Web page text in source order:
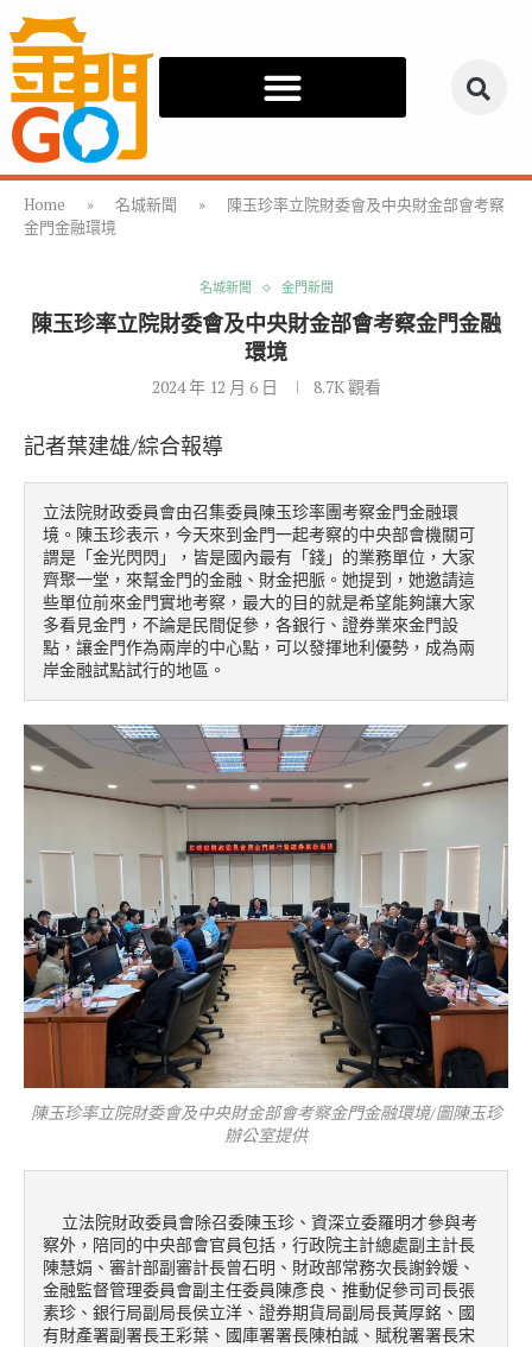
Home » 名城新聞 »
陳玉珍率立院財委會及中央財金部會考察
金門金融環境
名城新聞 金門新聞
陳玉珍率立院財委會及中央財金部會考察金門金融
環境
2024 年 12 月 6 日 8.7K觀看
記者葉建雄/綜合報導
立法院財政委員會由召集委員陳玉珍率團考察金門金融環
境。陳玉珍表示，今天來到金門一起考察的中央部會機關可
謂是「金光閃閃」，皆是國內最有「錢」的業務單位，大家
齊聚一堂，來幫金門的金融、財金把脈。她提到，她邀請這
些單位前來金門實地考察，最大的目的就是希望能夠讓大家
多看見金門，不論是民間促參，各銀行、證券業來金門設
點，讓金門作為兩岸的中心點，可以發揮地利優勢，成為兩
陳玉珍率立院財委會及中央財金部會考察金門金融環境/圖陳玉珍
辦公室提供
察外，陪同的中央部會官員包括，行政院主計總處副主計長
陳慧娟、審計部副審計長曾石明、財政部常務次長謝鈴媛、
金融監督管理委員會副主任委員陳彥良、推動促參司司長張
素珍、銀行局副局長侯立洋、證券期貨局副局長黃厚銘、國
有財產署副署長王彩葉、國庫署署長陳柏誠、賦稅署署長宋